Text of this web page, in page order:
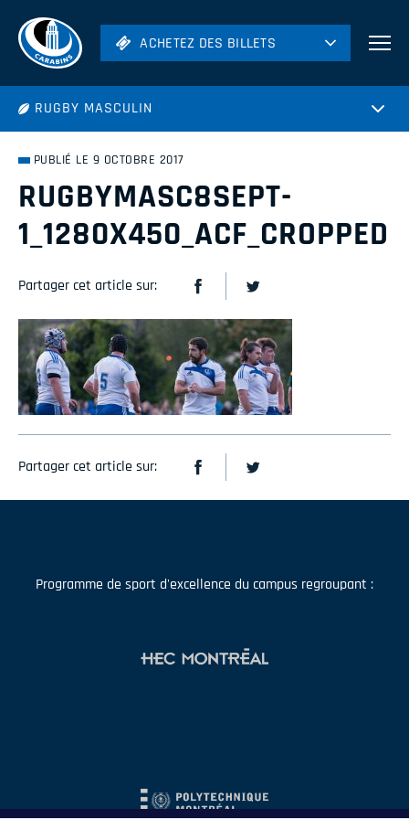
ACHETEZ DES BILLETS
Hockey
ACHETEZ DES BILLETS
RUGBY MASCULIN
PUBLIÉ LE 9 OCTOBRE 2017
RUGBYMASC8SEPT-
1_1280X450_ACF_CROPPED
Partager cet article sur:
Partager cet article sur:
Programme de sport d'excellence du campus regroupant :